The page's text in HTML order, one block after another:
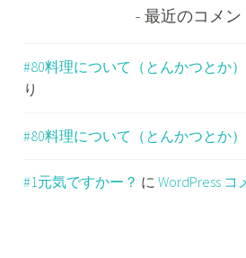
最近のコメン
#80料理について（とんかつとか）
り
#80料理について（とんかつとか）
#1元気ですかー？ にWordPress